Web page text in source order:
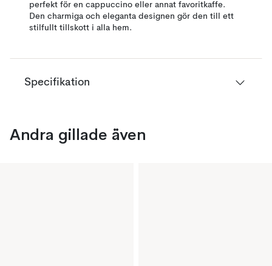
perfekt för en cappuccino eller annat favoritkaffe.
Den charmiga och eleganta designen gör den till ett
stilfullt tillskott i alla hem.
Specifikation
Andra gillade även